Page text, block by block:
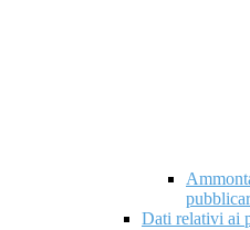
Dati relativi ai